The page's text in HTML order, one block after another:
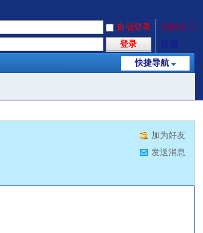
自动登录
找回密码
登录
快捷导航
加为好友
发送消息